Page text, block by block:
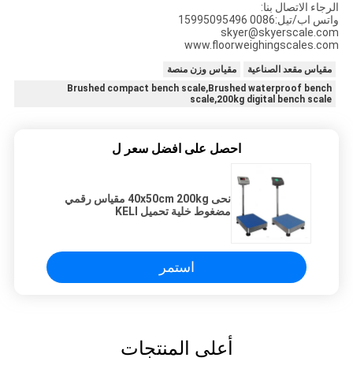
الرجاء الاتصال بنا:
واتس اب/تيل:0086 15995095496
skyer@skyerscale.com
www.floorweighingscales.com
مقياس مقعد الصناعية
مقياس وزن منصة
Brushed compact bench scale,Brushed waterproof bench
scale,200kg digital bench scale
احصل على افضل سعر ل
نحى 40x50cm 200kg مقياس رقمي
مضغوط خلية تحميل KELI
استمر
أعلى المنتجات